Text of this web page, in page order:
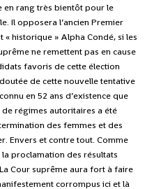
en rang très bientôt pour le
Il opposera l’ancien Premier
« historique » Alpha Condé, si les
ne remettent pas en cause
favoris de cette élection
de cette nouvelle tentative
en 52 ans d’existence que
régimes autoritaires a été
des femmes et des
Envers et contre tout. Comme
proclamation des résultats
Cour suprême aura fort à faire
corrompus ici et là